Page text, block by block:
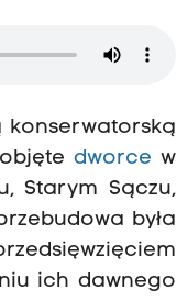
dworce w
Starym Sączu,
była
ich dawnego